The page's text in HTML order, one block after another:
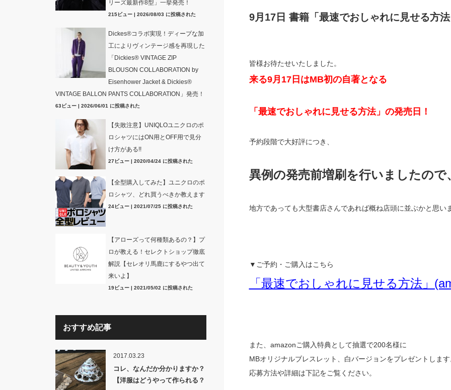
9月17日 書籍「最速でおしゃれに見せる方
皆様お待たせいたしました。
来る9月17日はMB初の自著となる
「最速でおしゃれに見せる方法」の発売日！
予約段階で大好評につき、
異例の発売前増刷を行いましたので、
地方であっても大型書店さんであれば概ね店頭に並ぶかと思いま
▼ご予約・ご購入はこちら
「最速でおしゃれに見せる方法」
また、amazonご購入特典として抽選で200名様に
MBオリジナルブレスレット、白バージョンをプレゼントします
応募方法や詳細は下記をご覧ください。
リーズ最新作8型」一挙発売！
215ビュー| 2026/08/03 に投稿された
Dickes®コラボ実現！ディープな加
工によりヴィンテージ感を再現した
「Dickies® VINTAGE ZIP
BLOUSON COLLABORATION by
Eisenhower Jacket & Dickies®
VINTAGE BALLON PANTS COLLABORATION」発売！
63ビュー| 2026/06/01 に投稿された
【失敗注意】UNIQLOユニクロのポ
ロシャツにはON用とOFF用で見分
け方がある!!
27ビュー| 2020/04/24 に投稿された
【全型購入してみた】ユニクロのポ
ロシャツ、どれ買うべきか教えます
24ビュー| 2021/07/25 に投稿された
【アローズって何種類あるの？】プ
ロが教える！セレクトショップ徹底
解説【セレオリ馬鹿にするやつ出て
来いよ】
19ビュー| 2021/05/02 に投稿された
おすすめ記事
2017.03.23
コレ、なんだか分かりますか？
【洋服はどうやって作られる？